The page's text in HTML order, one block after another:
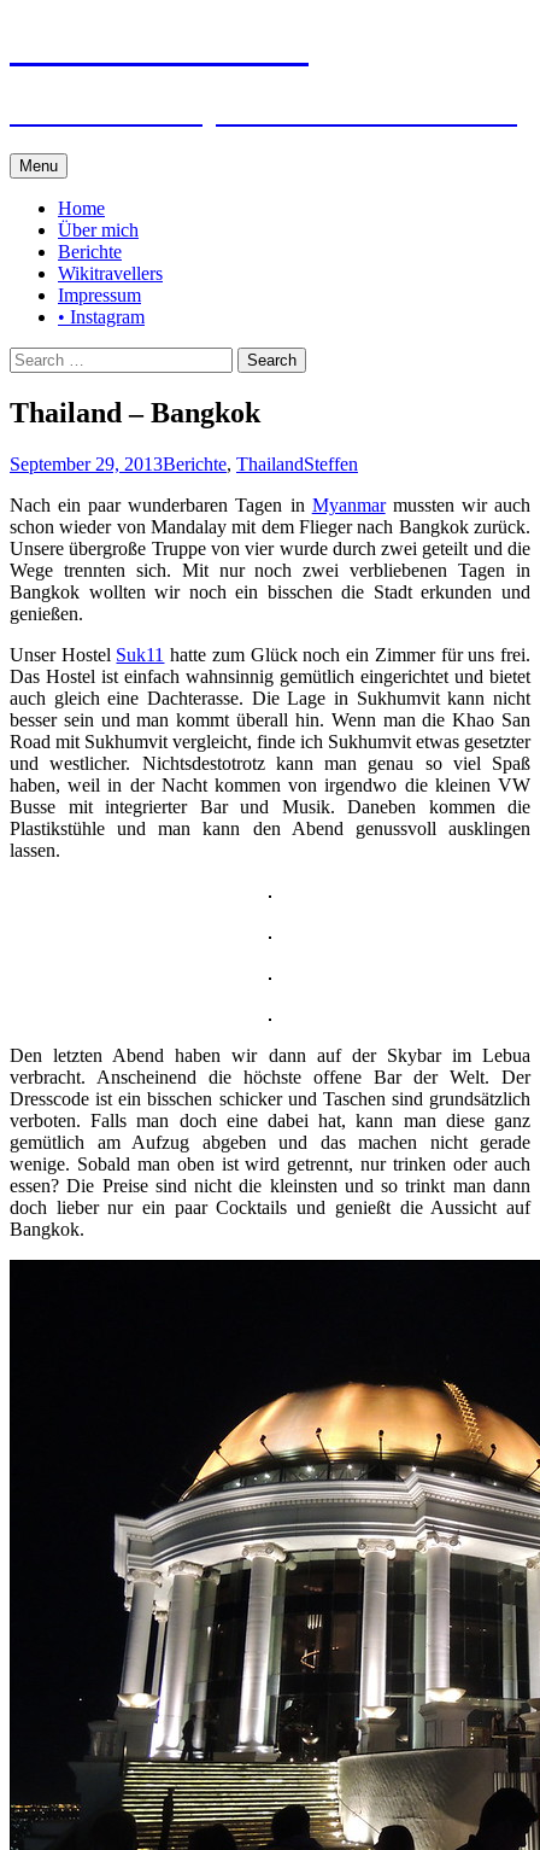
Menu Skip
to
content
Home
Über mich
Berichte
Wikitravellers
Impressum
• Instagram
Search
for:
Thailand – Bangkok
September 29, 2013Berichte, ThailandSteffen
Nach ein paar wunderbaren Tagen in Myanmarmussten wir auch
schon wieder von Mandalay mit dem Flieger nach Bangkok zurück.
Unsere übergroße Truppe von vier wurde durch zwei geteilt und die
Wege trennten sich. Mit nur noch zwei verbliebenen Tagen in
Bangkok wollten wir noch ein bisschen die Stadt erkunden und
genießen.
Unser Hostel Suk11 hatte zum Glück noch ein Zimmer für uns frei.
Das Hostel ist einfach wahnsinnig gemütlich eingerichtet und bietet
auch gleich eine Dachterasse. Die Lage in Sukhumvit kann nicht
besser sein und man kommt überall hin. Wenn man die Khao San
Road mit Sukhumvit vergleicht, finde ich Sukhumvit etwas gesetzter
und westlicher. Nichtsdestotrotz kann man genau so viel Spaß
haben, weil in der Nacht kommen von irgendwo die kleinen VW
Busse mit integrierter Bar und Musik. Daneben kommen die
Plastikstühle und man kann den Abend genussvoll ausklingen
lassen.
Den letzten Abend haben wir dann auf der Skybar im Lebua
verbracht. Anscheinend die höchste offene Bar der Welt. Der
Dresscode ist ein bisschen schicker und Taschen sind grundsätzlich
verboten. Falls man doch eine dabei hat, kann man diese ganz
gemütlich am Aufzug abgeben und das machen nicht gerade
wenige. Sobald man oben ist wird getrennt, nur trinken oder auch
essen? Die Preise sind nicht die kleinsten und so trinkt man dann
doch lieber nur ein paar Cocktails und genießt die Aussicht auf
Bangkok.